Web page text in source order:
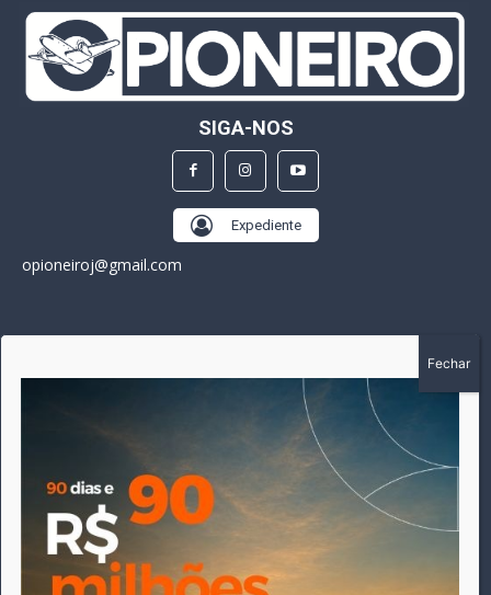
SIGA-NOS
Expediente
opioneiroj@gmail.com
A história do Pioneiro inicia em fevereiro de 2005 em
Canarana - MT, na época, como um jornal impresso semanal,
que chegou a possuir mil assinantes. Durante 15 anos, foram
publicadas 691 edições que narraram os acontecimentos
políticos, policiais e cotidianos de Canarana e região. Fiel a sua
origem, pautado sempre pela busca incessante da
imparcialidade, faz jus a sua logo, com o característico "avião
da praça" de Canarana, sendo o símbolo do
comprometimento deste veículo de comunicação com o